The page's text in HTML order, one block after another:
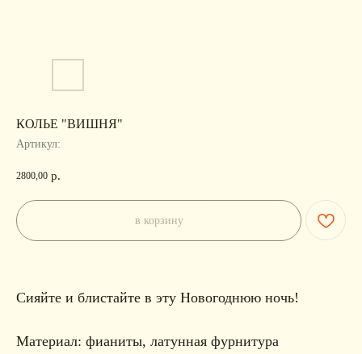
КОЛЬЕ "ВИШНЯ"
Артикул:
2800,00 р.
в корзину
Сияйте и блистайте в эту Новогоднюю ночь!
Материал: фианиты, латунная фурнитура